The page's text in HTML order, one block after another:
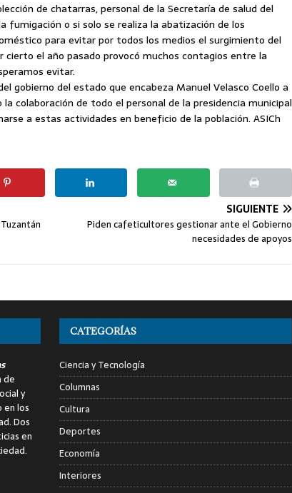
de chatarras, personal de la Secretaría de salud del
o si solo se realiza la abatización de los
para evitar por todos los medios el surgimiento del
cierto el año pasado provocó muchos contagios entre la
evitar.
gobierno del estado que encabeza Manuel Velasco Coello a
colaboración de todo el personal de la presidencia municipal
a estas actividades en beneficio de la población. ASICh
SIGUIENTE
Piden cafeticultores gestionar ante el Gobierno
necesidades de apoyos
de
y
en los
Dos
en
CATEGORÍAS
Ciencia y Tecnología
Columnas
Cultura
Deportes
Economía
Interiores